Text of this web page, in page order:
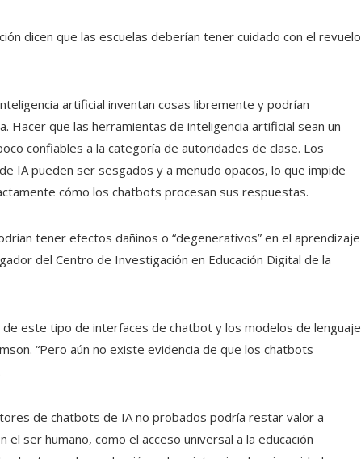
dicen que las escuelas deberían tener cuidado con el revuelo
artificial inventan cosas libremente y podrían
Hacer que las herramientas de inteligencia artificial sean un
confiables a la categoría de autoridades de clase. Los
IA pueden ser sesgados y a menudo opacos, lo que impide
cómo los chatbots procesan sus respuestas.
tener efectos dañinos o “degenerativos” en el aprendizaje
del Centro de Investigación en Educación Digital de la
este tipo de interfaces de chatbot y los modelos de lenguaje
“Pero aún no existe evidencia de que los chatbots
de chatbots de IA no probados podría restar valor a
ser humano, como el acceso universal a la educación